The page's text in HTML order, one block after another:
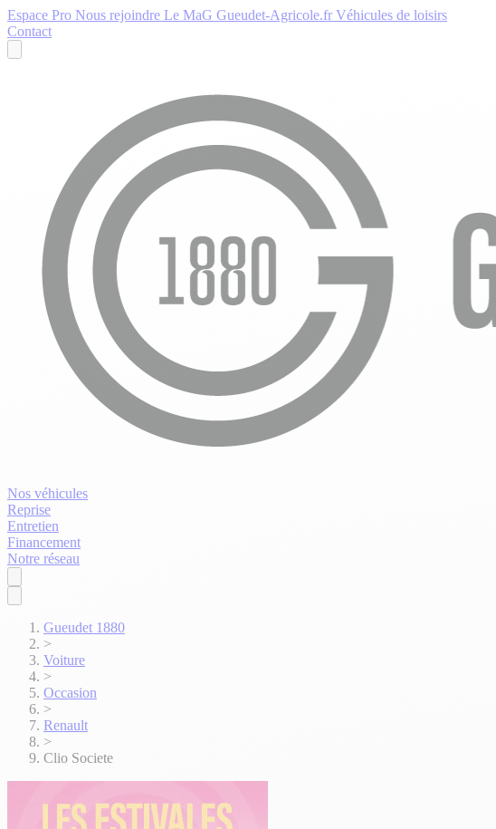
Espace Pro Nous rejoindre Le MaG Gueudet-Agricole.fr Véhicules de loisirs
Contact
Nos véhicules
Reprise
Entretien
Financement
Notre réseau
Gueudet 1880
>
Voiture
>
Occasion
>
Renault
>
Clio Societe